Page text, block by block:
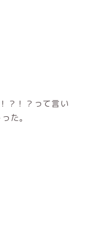
？！？って言い
た。